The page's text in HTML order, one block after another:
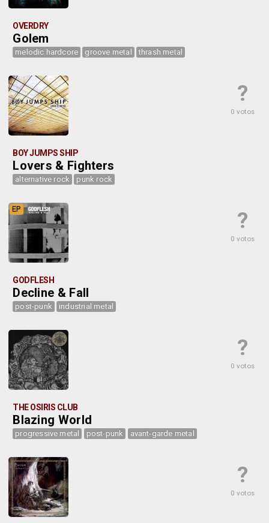
OVERDRY
Golem
melodic hardcore groove metal thrash metal
?
0 votos
BOY JUMPS SHIP
Lovers & Fighters
alternative rock punk rock
?
0 votos
EP
GODFLESH
Decline & Fall
post-punk industrial metal
?
0 votos
THE OSIRIS CLUB
Blazing World
progressive metal post-punk avant-garde metal
?
0 votos